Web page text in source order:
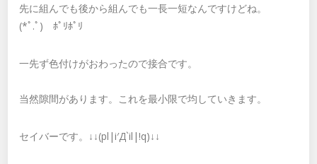
先に組んでも後から組んでも一長一短なんですけどね。
(*ﾟ.ﾟ)ゞﾎﾟﾘﾎﾟﾘ
一先ず色付けがおわったので接合です。
当然隙間があります。これを最小限で均していきます。
セイバーです。↓↓(pl|i′Д`il|!q)↓↓